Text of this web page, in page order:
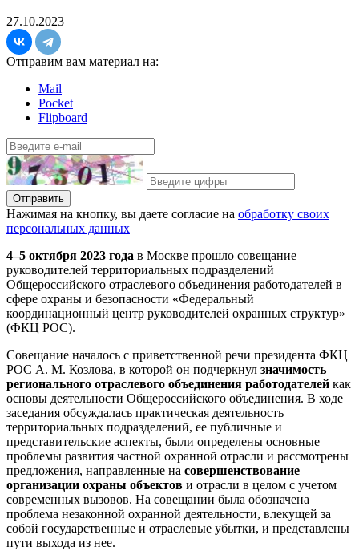
27.10.2023
Отправим вам материал на:
Mail
Pocket
Flipboard
Отправить
Нажимая на кнопку, вы даете согласие на обработку своих
персональных данных
4–5 октября 2023 года в Москве прошло совещание
руководителей территориальных подразделений
Общероссийского отраслевого объединения работодателей в
сфере охраны и безопасности «Федеральный
координационный центр руководителей охранных структур»
(ФКЦ РОС).
Совещание началось с приветственной речи президента ФКЦ
РОС А. М. Козлова, в которой он подчеркнул значимость
регионального отраслевого объединения работодателей как
основы деятельности Общероссийского объединения. В ходе
заседания обсуждалась практическая деятельность
территориальных подразделений, ее публичные и
представительские аспекты, были определены основные
проблемы развития частной охранной отрасли и рассмотрены
предложения, направленные на совершенствование
организации охраны объектов и отрасли в целом с учетом
современных вызовов. На совещании была обозначена
проблема незаконной охранной деятельности, влекущей за
собой государственные и отраслевые убытки, и представлены
пути выхода из нее.